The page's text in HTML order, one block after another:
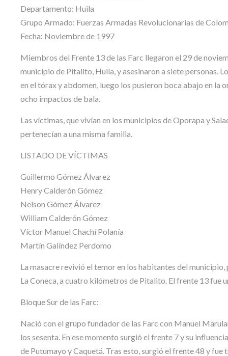
Departamento: Huila
Grupo Armado: Fuerzas Armadas Revolucionarias de
Fecha: Noviembre de 1997
Miembros del Frente 13 de las Farc llegaron el 29 de
municipio de Pitalito, Huila, y asesinaron a siete personas.
en el tórax y abdomen, luego los pusieron boca abajo en la
ocho impactos de bala.
Las víctimas, que vivían en los municipios de Oporapa y
pertenecían a una misma familia.
LISTADO DE VÍCTIMAS
Guillermo Gómez Álvarez
Henry Calderón Gómez
Nelson Gómez Álvarez
William Calderón Gómez
Víctor Manuel Chachí Polanía
Martín Galíndez Perdomo
La masacre revivió el temor en los habitantes del
La Coneca, a cuatro kilómetros de Pitalito. El frente 13 fue
Bloque Sur de las Farc:
Nació con el grupo fundador de las Farc con Manuel
los sesenta. En ese momento surgió el frente 7 y su
de Putumayo y Caquetá. Tras esto, surgió el frente 48 y